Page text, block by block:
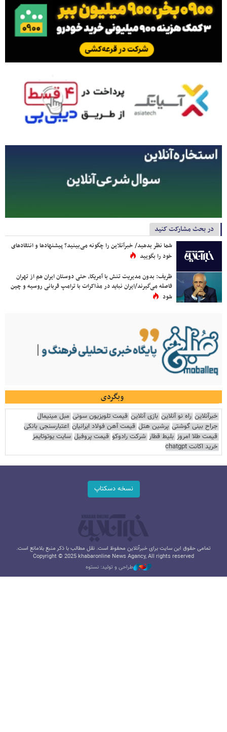
در بحث مشارکت کنید
شما نظر بدهید/ خبرآنلاین را چگونه می‌بینید؟ پیشنهادها و انتقادهای
خود را بگویید
ظریف: بدون مدیریت تنش با آمریکا، حتی دوستان ایران هم از تهران
فاصله می‌گیرند/ایران نباید در مذاکرات با ترامپ قربانی روسیه و چین
شود
وبگردی
خبرآنلاین راه نو آنلاین بازی آنلاین قیمت تلویزیون سونی مبل مینیمال
جراح بینی گوشتی پرشین هتل قیمت آهن فولاد ایرانیان اعتبارسنجی بانکی
قیمت طلا امروز بلیط قطار شرکت رادوکو قیمت پروفیل سایت یوتوتایمز
خرید اکانت chatgpt
نسخه دسکتاپ
تمامی حقوق این سایت برای خبرآنلاین محفوظ است. نقل مطالب با ذکر منبع بلامانع است.
Copyright © 2025 khabaronline News Agancy, All rights reserved
طراحی و تولید: نستوه